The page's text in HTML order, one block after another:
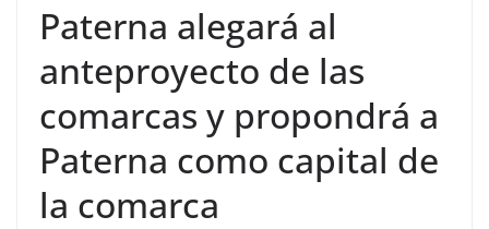
Paterna alegará al
anteproyecto de las
comarcas y propondrá a
Paterna como capital de
la comarca